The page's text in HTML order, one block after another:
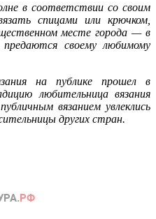
в соответствии со своим
спицами или крючком,
месте города — в
своему любимому
на публике прошел в
любительница вязания
вязанием увлеклись
других стран.